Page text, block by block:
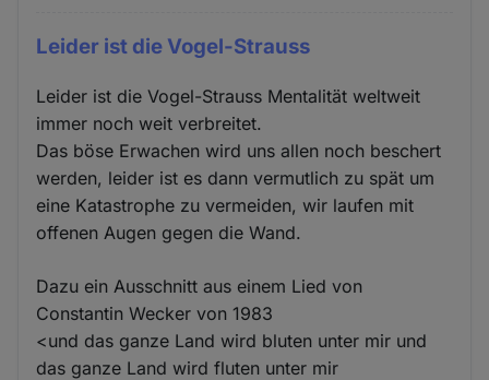
Leider ist die Vogel-Strauss
Leider ist die Vogel-Strauss Mentalität weltweit
immer noch weit verbreitet.
Das böse Erwachen wird uns allen noch beschert
werden, leider ist es dann vermutlich zu spät um
eine Katastrophe zu vermeiden, wir laufen mit
offenen Augen gegen die Wand.
Dazu ein Ausschnitt aus einem Lied von
Constantin Wecker von 1983
<und das ganze Land wird bluten unter mir und
das ganze Land wird fluten unter mir